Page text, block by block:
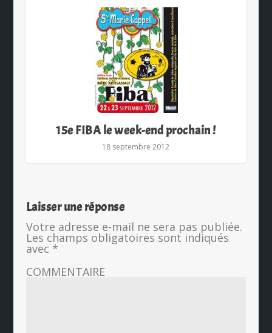
15e FIBA le week-end prochain !
18 septembre 2012
Laisser une réponse
Votre adresse e-mail ne sera pas publiée.
Les champs obligatoires sont indiqués
avec *
COMMENTAIRE